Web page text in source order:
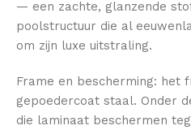
— een zachte, glanzende
poolstructuur die al
om zijn luxe uitstraling.
Frame en bescherming: het
gepoedercoat staal. Onder
die laminaat beschermen